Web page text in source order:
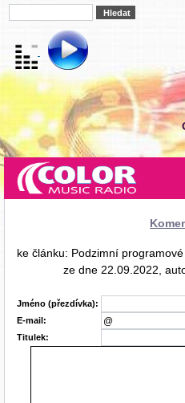
ke článku: Podzimní
ze dne 22.09.2022,
Jméno (přezdívka):
E-mail:
Titulek: